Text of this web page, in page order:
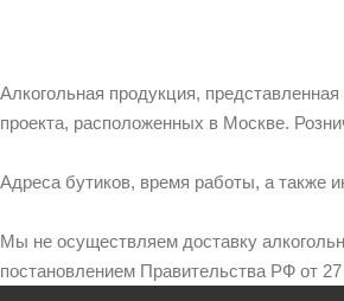
Алкогольная продукция,
проекта, расположенных в Москве.
Адреса бутиков, время работы, а также
Мы не осуществляем доставку
постановлением Правительства РФ от